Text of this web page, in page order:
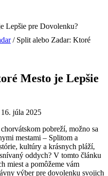
/ Split alebo Zadar: Ktoré
Mesto je Lepšie
16. júla 2025
pobreží, možno sa
mestami – Splitom a
kultúry a krásnych pláží,
oddych? V tomto článku
miest a pomôžeme vám
výber pre dovolenku svojich